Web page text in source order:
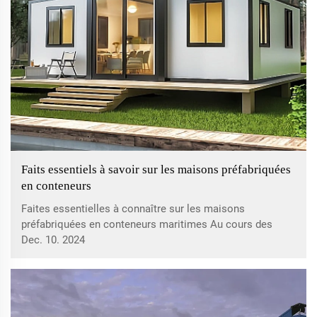
Faits essentiels à savoir sur les maisons préfabriquées
en conteneurs
Faites essentielles à connaître sur les maisons
préfabriquées en conteneurs maritimes Au cours des
dernières années, les maisons préfabriquées en
de l'architecture et celui du mode de vie durable. Au cours
des dernières années,...
Dec. 10. 2024